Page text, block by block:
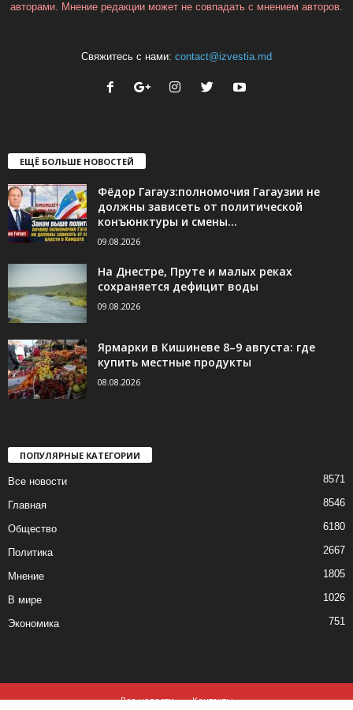
авторами. Мнение редакции может не совпадать с мнением авторов.
Свяжитесь с нами: contact@izvestia.md
ЕЩЁ БОЛЬШЕ НОВОСТЕЙ
Фёдор Гагауз:полномочия Гагаузии не
должны зависеть от политической
конъюнктуры и смены...
09.08.2026
На Днестре, Пруте и малых реках
сохраняется дефицит воды
09.08.2026
Ярмарки в Кишиневе 8–9 августа: где
купить местные продукты
08.08.2026
ПОПУЛЯРНЫЕ КАТЕГОРИИ
Все новости 8571
Главная 8546
Общество 6180
Политика 2667
Мнение 1805
В мире 1026
Экономика 751
Все новости Контакты